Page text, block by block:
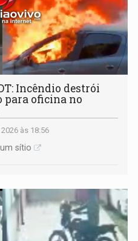
Incêndio destrói
para oficina no
às 18:56
sítio